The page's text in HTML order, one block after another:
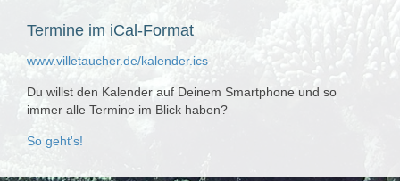
Termine im iCal-Format
www.villetaucher.de/kalender.ics
Du willst den Kalender auf Deinem Smartphone und so
immer alle Termine im Blick haben?
So geht's!